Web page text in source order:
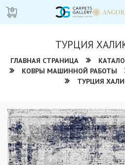
ТУРЦИЯ
ГЛАВНАЯ СТРАНИЦА
КОВРЫ МАШИННОЙ РАБОТЫ
ТУРЦИЯ